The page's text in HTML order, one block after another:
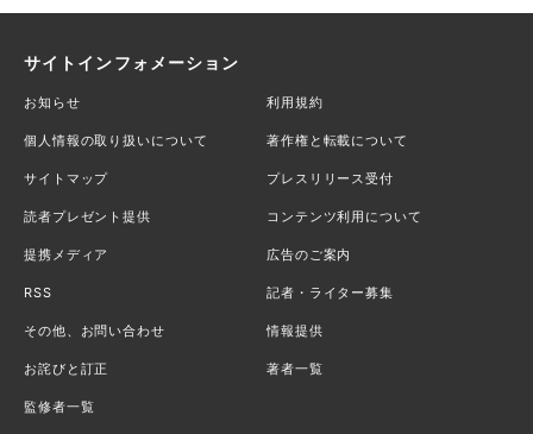
サイトインフォメーション
お知らせ 利用規約
個人情報の取り扱いについて 著作権と転載について
サイトマップ プレスリリース受付
読者プレゼント提供 コンテンツ利用について
提携メディア 広告のご案内
RSS 記者・ライター募集
その他、お問い合わせ 情報提供
お詫びと訂正 著者一覧
監修者一覧